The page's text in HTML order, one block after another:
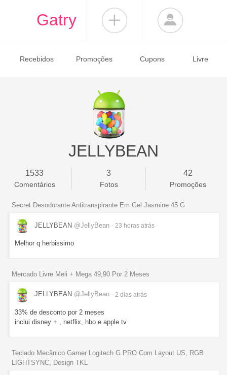
Gatry
Recebidos Promoções Cupons Livre
JELLYBEAN
1533
Comentários
3
Fotos
42
Promoções
Secret Desodorante Antitranspirante Em Gel Jasmine 45 G
JELLYBEAN @JellyBean - 23 horas atrás
Melhor q herbissimo
Mercado Livre Meli + Mega 49,90 Por 2 Meses
JELLYBEAN @JellyBean - 2 dias atrás
33% de desconto por 2 meses
inclui disney + , netflix, hbo e apple tv
Teclado Mecânico Gamer Logitech G PRO Com Layout US, RGB
LIGHTSYNC, Design TKL